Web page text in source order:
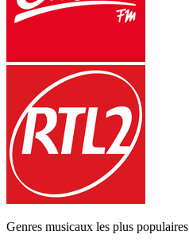
Genres musicaux les plus populaires